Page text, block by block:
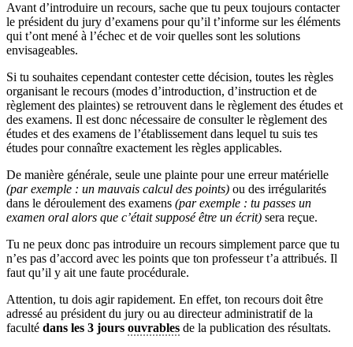
Avant d’introduire un recours, sache que tu peux toujours contacter
le président du jury d’examens pour qu’il t’informe sur les éléments
qui t’ont mené à l’échec et de voir quelles sont les solutions
envisageables.
Si tu souhaites cependant contester cette décision, toutes les règles
organisant le recours (modes d’introduction, d’instruction et de
règlement des plaintes) se retrouvent dans le règlement des études et
des examens. Il est donc nécessaire de consulter le règlement des
études et des examens de l’établissement dans lequel tu suis tes
études pour connaître exactement les règles applicables.
De manière générale, seule une plainte pour une erreur matérielle
(par exemple : un mauvais calcul des points) ou des irrégularités
dans le déroulement des examens (par exemple : tu passes un
examen oral alors que c’était supposé être un écrit) sera reçue.
Tu ne peux donc pas introduire un recours simplement parce que tu
n’es pas d’accord avec les points que ton professeur t’a attribués. Il
faut qu’il y ait une faute procédurale.
Attention, tu dois agir rapidement. En effet, ton recours doit être
adressé au président du jury ou au directeur administratif de la
faculté dans les 3 jours ouvrables de la publication des résultats.